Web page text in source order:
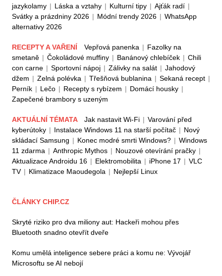
jazykolamy | Láska a vztahy | Kulturní tipy | Ajťák radí |
Svátky a prázdniny 2026 | Módní trendy 2026 | WhatsApp
alternativy 2026
RECEPTY A VAŘENÍ Vepřová panenka | Fazolky na
smetaně | Čokoládové muffiny | Banánový chlebíček | Chili
con carne | Sportovní nápoj | Zálivky na salát | Jahodový
džem | Zelná polévka | Třešňová bublanina | Sekaná recept |
Perník | Lečo | Recepty s rybízem | Domácí housky |
Zapečené brambory s uzeným
AKTUÁLNÍ TÉMATA Jak nastavit Wi-Fi | Varování před
kyberútoky | Instalace Windows 11 na starší počítač | Nový
skládací Samsung | Konec modré smrti Windows? | Windows
11 zdarma | Anthropic Mythos | Nouzové otevírání pračky |
Aktualizace Androidu 16 | Elektromobilita | iPhone 17 | VLC
TV | Klimatizace Maoudegola | Nejlepší Linux
ČLÁNKY CHIP.CZ
Skryté riziko pro dva miliony aut: Hackeři mohou přes
Bluetooth snadno otevřít dveře
Komu umělá inteligence sebere práci a komu ne: Vývojář
Microsoftu se AI nebojí